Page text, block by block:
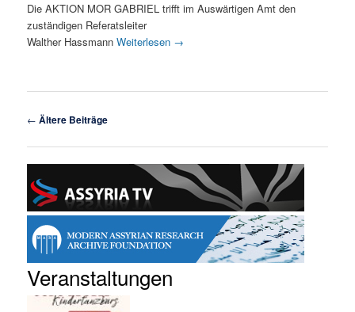
Die AKTION MOR GABRIEL trifft im Auswärtigen Amt den
zuständigen Referatsleiter
Walther HassmannWeiterlesen →
Beitragsnavigation
← Ältere Beiträge
Veranstaltungen